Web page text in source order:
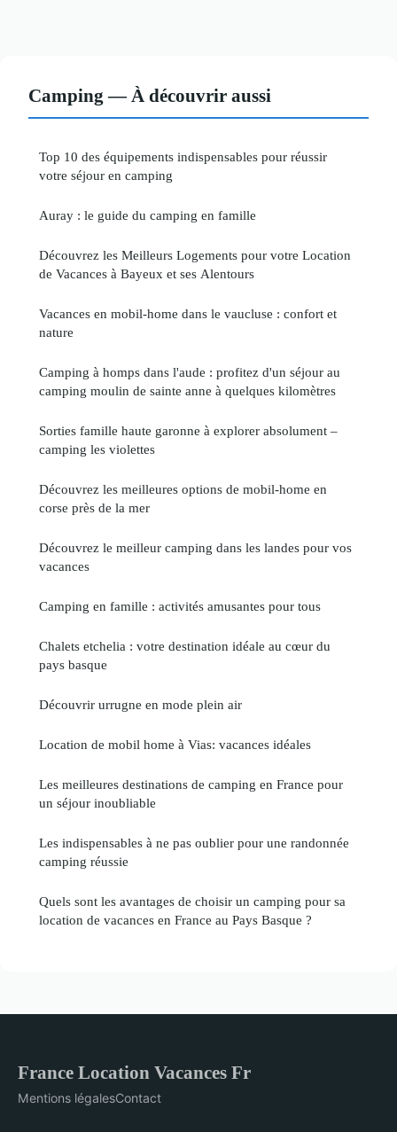
Camping — À découvrir aussi
Top 10 des équipements indispensables pour réussir
votre séjour en camping
Auray : le guide du camping en famille
Découvrez les Meilleurs Logements pour votre Location
de Vacances à Bayeux et ses Alentours
Vacances en mobil-home dans le vaucluse : confort et
nature
Camping à homps dans l'aude : profitez d'un séjour au
camping moulin de sainte anne à quelques kilomètres
Sorties famille haute garonne à explorer absolument –
camping les violettes
Découvrez les meilleures options de mobil-home en
corse près de la mer
Découvrez le meilleur camping dans les landes pour vos
vacances
Camping en famille : activités amusantes pour tous
Chalets etchelia : votre destination idéale au cœur du
pays basque
Découvrir urrugne en mode plein air
Location de mobil home à Vias: vacances idéales
Les meilleures destinations de camping en France pour
un séjour inoubliable
Les indispensables à ne pas oublier pour une randonnée
camping réussie
Quels sont les avantages de choisir un camping pour sa
location de vacances en France au Pays Basque ?
France Location Vacances Fr
Mentions légalesContact